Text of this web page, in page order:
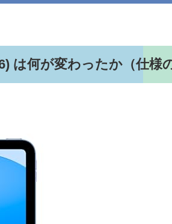
は何が変わったか（仕様の